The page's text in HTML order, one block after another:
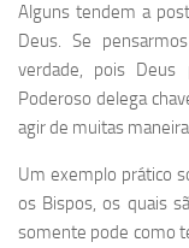
Alguns tendem a
Deus. Se
verdade, pois Deus
Poderoso delega
agir de muitas
Um exemplo prático
os Bispos, os quais
somente pode como